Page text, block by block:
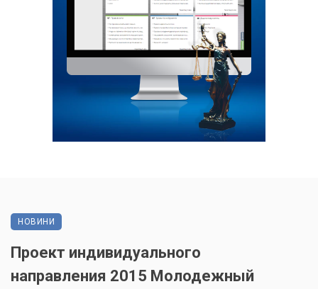
НОВИНИ
Проект индивидуального
направления 2015 Молодежный